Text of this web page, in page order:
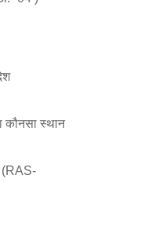
कौनसा स्थान
(RAS-